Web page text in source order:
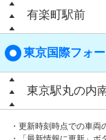
有楽町駅前
東京国際フォ
東京駅丸の内
・更新時刻時点での車両